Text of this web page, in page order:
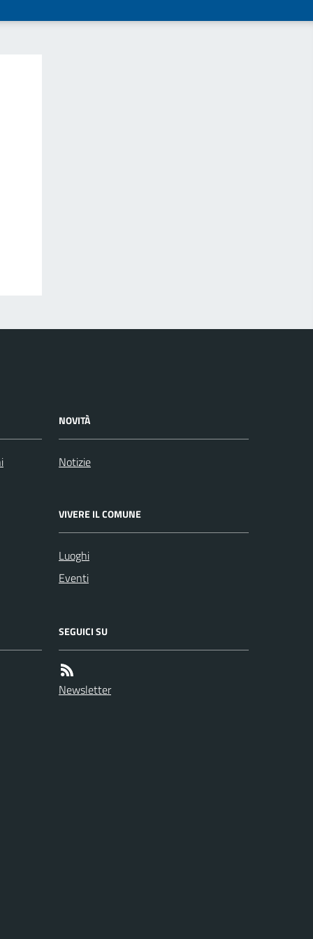
NOVITÀ
Notizie
VIVERE IL COMUNE
Luoghi
Eventi
SEGUICI SU
Newsletter